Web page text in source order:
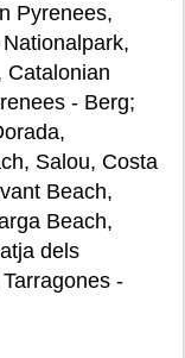
Pyrenees,
Catalonian
- Berg;
Salou, Costa
Beach,
Beach,
dels
-